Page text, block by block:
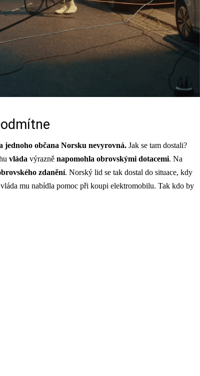
jednoho občana Norsku nevyrovná. Jak se tam dostali?
vláda výrazně napomohla obrovskými dotacemi. Na
zdanění. Norský lid se tak dostal do situace, kdy
mu nabídla pomoc při koupi elektromobilu. Tak kdo by